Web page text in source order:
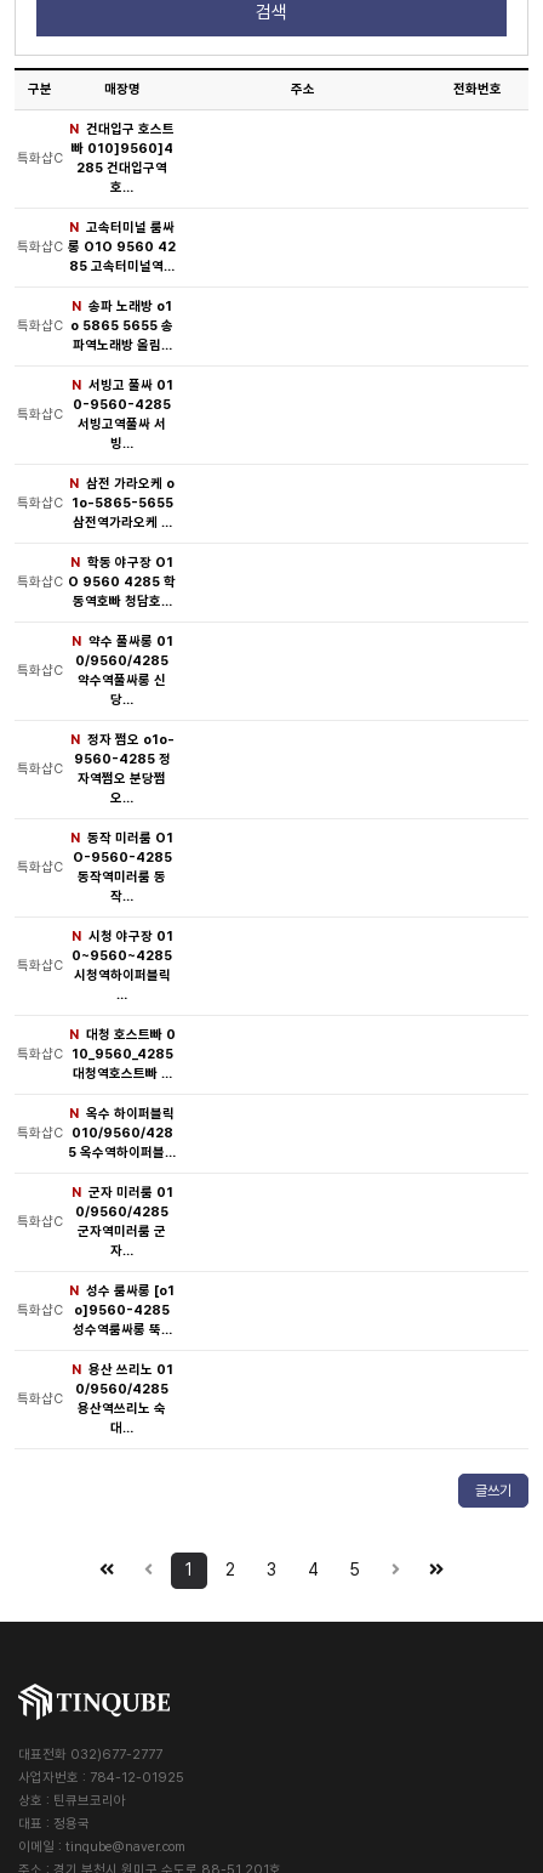
구분 매장명 주소 전화번호
특화샵C
N 건대입구 호스트
빠 010]9560]4
285 건대입구역
호…
특화샵C
N 고속터미널 룸싸
롱 O1O 9560 42
85 고속터미널역…
특화샵C
N 송파 노래방 o1
o 5865 5655 송
파역노래방 올림…
특화샵C
N 서빙고 풀싸 01
0-9560-4285
서빙고역풀싸 서
빙…
특화샵C
N 삼전 가라오케 o
1o-5865-5655
삼전역가라오케 …
특화샵C
N 학동 야구장 O1
O 9560 4285 학
동역호빠 청담호…
특화샵C
N 약수 풀싸롱 01
0/9560/4285
약수역풀싸롱 신
당…
특화샵C
N 정자 쩜오 o1o-
9560-4285 정
자역쩜오 분당쩜
오…
특화샵C
N 동작 미러룸 O1
O-9560-4285
동작역미러룸 동
작…
특화샵C
N 시청 야구장 01
0~9560~4285
시청역하이퍼블릭
…
특화샵C
N 대청 호스트빠 0
10_9560_4285
대청역호스트빠 …
특화샵C
N 옥수 하이퍼블릭
010/9560/428
5 옥수역하이퍼블…
특화샵C
N 군자 미러룸 01
0/9560/4285
군자역미러룸 군
자…
특화샵C
N 성수 룸싸롱 [o1
o]9560-4285
성수역룸싸롱 뚝…
특화샵C
N 용산 쓰리노 01
0/9560/4285
용산역쓰리노 숙
대…
글쓰기
1 2 3 4 5
대표전화 032)677-2777
사업자번호 : 784-12-01925
상호 : 틴큐브코리아
대표 : 정용국
이메일 : tinqube@naver.com
주소 : 경기 부천시 원미구 수도로 88-51 201호